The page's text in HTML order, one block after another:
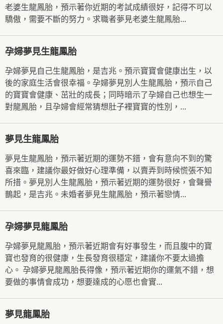
老婆生龍鳳胎，預示著你近期的考試成績很好，記得不可以
驕傲，需要不斷的努力。求職者夢見老婆生龍鳳胎...
孕婦夢見生龍鳳胎
孕婦夢見自己生龍鳳胎，是吉兆。預示寶寶會健康出生，以
後的家庭生活會很幸福。孕婦夢見別人生龍鳳胎，預示自己
的寶寶會健康、茁壯的成長；同時暗示了孕婦自己也想生一
對龍鳳胎，且孕婦會經常猜想肚子裡寶寶的性別，...
夢見生龍鳳胎
夢見生龍鳳胎，預示著近期的運勢不錯，會有意向不到的驚
喜來臨，建議你最好做好心理準備，以賣弄到時候慌張不知
所措。夢見別人生龍鳳胎，預示著近期的運勢很好，會聲譽
鵲起，是吉兆。未婚者夢見生龍鳳胎，預示著戀情...
孕婦夢見龍鳳胎
孕婦夢見龍鳳胎，預示著近期會有好事發生，而且腹中的寶
寶也發育的很健康，生長發育很穩定，建議你不要太過擔
心。 孕婦夢見龍鳳胎長得像，預示著近期你的運氣不錯，想
要做的事情會成功，想要達成的心愿也會實...
夢見龍鳳胎